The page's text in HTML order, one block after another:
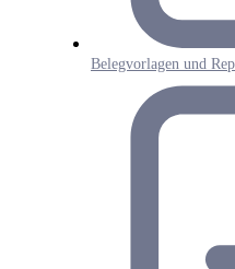
Belegvorlagen und